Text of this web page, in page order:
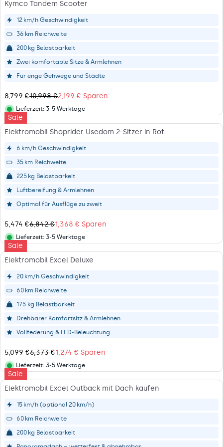
8
4
€
P
A
E
4
9
S
V
N
G
7
7
€
P
A
E
€
N
O
O
N
A
E
F
O
R
5
9
S
V
N
G
3
4
€
P
A
E
A
P
R
C
E
,
7
4
8
€
N
O
O
N
A
E
F
O
R
9
9
S
V
N
G
7
9
€
P
Kymco Tandem Scooter
12 km/h Geschwindigkeit
36 km Reichweite
200 kg Belastbarkeit
Zwei komfortable Sitze & Armlehnen
Für enge Gehwege und Städte
R
E
G
U
A
P
R
C
E
0
9
9
8
N
W
O
S
L
E
O
8
7
9
8,799 €10,998 €2,199 € Sparen
Lieferstatus
Lieferzeit: 3-5 Werktage
Sale
Elektromobil Shoprider Usedom 2-Sitzer in Rot
6 km/h Geschwindigkeit
35 km Reichweite
225 kg Belastbarkeit
Luftbereifung & Armlehnen
Optimal für Ausflüge zu zweit
R
E
G
U
A
P
R
C
E
,
8
4
2
€
N
O
O
5,474 €6,842 €1,368 € Sparen
Lieferstatus
Lieferzeit: 3-5 Werktage
Sale
Elektromobil Excel Deluxe
20 km/h Geschwindigkeit
60 km Reichweite
175 kg Belastbarkeit
Drehbarer Komfortsitz & Armlehnen
Vollfederung & LED‑Beleuchtung
R
E
G
U
A
P
R
5,099 €6,373 €1,274 € Sparen
Lieferstatus
Lieferzeit: 3-5 Werktage
Sale
Elektromobil Excel Outback mit Dach kaufen
15 km/h (optional 20 km/h)
60 km Reichweite
200 kg Belastbarkeit